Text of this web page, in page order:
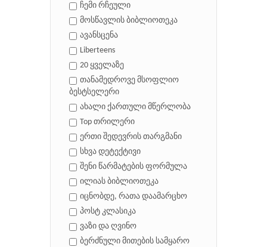
ჩემი რჩეული
მოსწავლის ბიბლიოთეკა
ავანსცენა
Liberteens
20 ყველაზე
თანამედროვე მსოფლიო
ბესტსელერი
ახალი ქართული მწერლობა
Top თრილერი
ერთი შედევრის თარგმანი
სხვა დეტექტივი
შენი წარმატების ფორმულა
ილიას ბიბლიოთეკა
იცნობდე, რათა დაამარცხო
პოსტ კლასიკა
ვაზი და ღვინო
ბერძნული მითების სამყარო